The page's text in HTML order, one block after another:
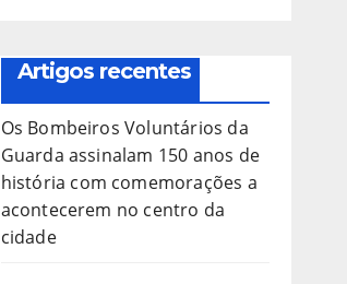
Artigos recentes
Os Bombeiros Voluntários da
Guarda assinalam 150 anos de
história com comemorações a
acontecerem no centro da
cidade